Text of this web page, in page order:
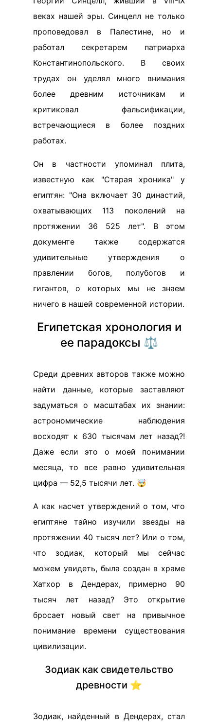
веках нашей эры. Синцелл не только
проповедовал в Палестине, но и
работал секретарем патриарха
Константинопольского. В своих
трудах он уделял много внимания
более древним источникам и
критиковал фальсификации,
встречающиеся в более поздних
работах.
Он в частности упоминал плита,
известную как "Старая хроника" у
египтян: "Она включает 30 династий,
охватывающих 113 поколений на
протяжении 36 525 лет". В этом
документе также содержатся
удивительные утверждения о
правлении богов, полубогов и
гигантов, о которых мы не знаем
ничего в нашей современной истории.
Египетская хронология и
ее парадоксы ⚖️
Среди древних авторов также можно
найти данные, которые заставляют
задуматься о масштабах их знании:
астрономические наблюдения
восходят к 630 тысячам лет назад?!
Даже если это о моей понимании
месяца, то все равно удивительная
цифра — 52,5 тысячи лет. 🤯
А как насчет утверждений о том, что
египтяне тайно изучили звезды на
протяжении 40 тысяч лет? Или о том,
что зодиак, который мы сейчас
можем увидеть, была создан в храме
Хатхор в Дендерах, примерно 90
тысяч лет назад? Это открытие
бросает новый свет на привычное
понимание времени существования
цивилизации.
Зодиак как свидетельство
древности ⭐️
Зодиак, найденный в Дендерах, стал